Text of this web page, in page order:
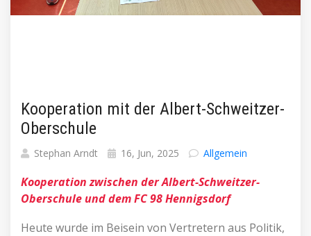
Kooperation mit der Albert-Schweitzer-
Oberschule
Stephan Arndt 16, Jun, 2025 Allgemein
Kooperation zwischen der Albert-Schweitzer-
Oberschule und dem FC 98 Hennigsdorf
Heute wurde im Beisein von Vertretern aus Politik,